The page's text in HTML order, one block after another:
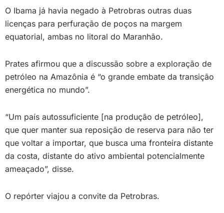
O Ibama já havia negado à Petrobras outras duas
licenças para perfuração de poços na margem
equatorial, ambas no litoral do Maranhão.
Prates afirmou que a discussão sobre a exploração de
petróleo na Amazônia é “o grande embate da transição
energética no mundo”.
“Um país autossuficiente [na produção de petróleo],
que quer manter sua reposição de reserva para não ter
que voltar a importar, que busca uma fronteira distante
da costa, distante do ativo ambiental potencialmente
ameaçado”, disse.
O repórter viajou a convite da Petrobras.